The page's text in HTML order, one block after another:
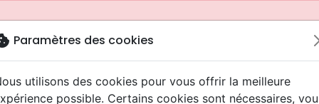
Paramètres des cookies
utilisons des cookies pour vous offrir la meilleure
possible. Certains cookies sont nécessaires,